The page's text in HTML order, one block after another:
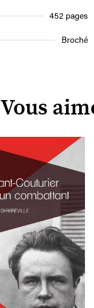
452 pages
Broché
Vous